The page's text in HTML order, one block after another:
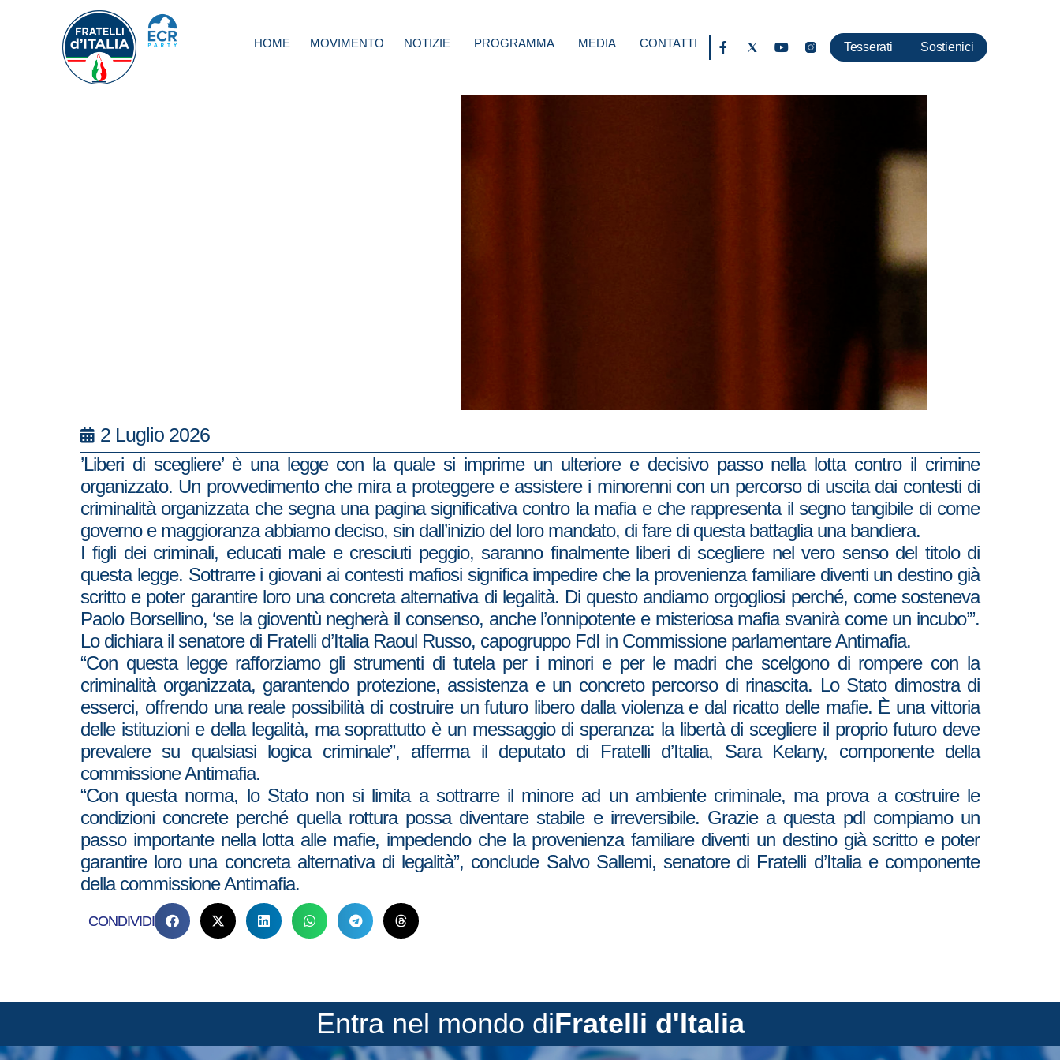
HOME MOVIMENTO NOTIZIE PROGRAMMA MEDIA CONTATTI Tesserati Sostienici
2 Luglio 2026
’Liberi di scegliere’ è una legge con la quale si imprime un ulteriore e decisivo passo nella lotta contro il crimine
organizzato. Un provvedimento che mira a proteggere e assistere i minorenni con un percorso di uscita dai contesti di
criminalità organizzata che segna una pagina significativa contro la mafia e che rappresenta il segno tangibile di come
governo e maggioranza abbiamo deciso, sin dall’inizio del loro mandato, di fare di questa battaglia una bandiera.
I figli dei criminali, educati male e cresciuti peggio, saranno finalmente liberi di scegliere nel vero senso del titolo di
questa legge. Sottrarre i giovani ai contesti mafiosi significa impedire che la provenienza familiare diventi un destino già
scritto e poter garantire loro una concreta alternativa di legalità. Di questo andiamo orgogliosi perché, come sosteneva
Paolo Borsellino, ‘se la gioventù negherà il consenso, anche l’onnipotente e misteriosa mafia svanirà come un incubo’”.
Lo dichiara il senatore di Fratelli d’Italia Raoul Russo, capogruppo FdI in Commissione parlamentare Antimafia.
“Con questa legge rafforziamo gli strumenti di tutela per i minori e per le madri che scelgono di rompere con la
criminalità organizzata, garantendo protezione, assistenza e un concreto percorso di rinascita. Lo Stato dimostra di
esserci, offrendo una reale possibilità di costruire un futuro libero dalla violenza e dal ricatto delle mafie. È una vittoria
delle istituzioni e della legalità, ma soprattutto è un messaggio di speranza: la libertà di scegliere il proprio futuro deve
prevalere su qualsiasi logica criminale”, afferma il deputato di Fratelli d’Italia, Sara Kelany, componente della
commissione Antimafia.
“Con questa norma, lo Stato non si limita a sottrarre il minore ad un ambiente criminale, ma prova a costruire le
condizioni concrete perché quella rottura possa diventare stabile e irreversibile. Grazie a questa pdl compiamo un
passo importante nella lotta alle mafie, impedendo che la provenienza familiare diventi un destino già scritto e poter
garantire loro una concreta alternativa di legalità”, conclude Salvo Sallemi, senatore di Fratelli d’Italia e componente
della commissione Antimafia.
CONDIVIDI
Entra nel mondo diFratelli d'Italia